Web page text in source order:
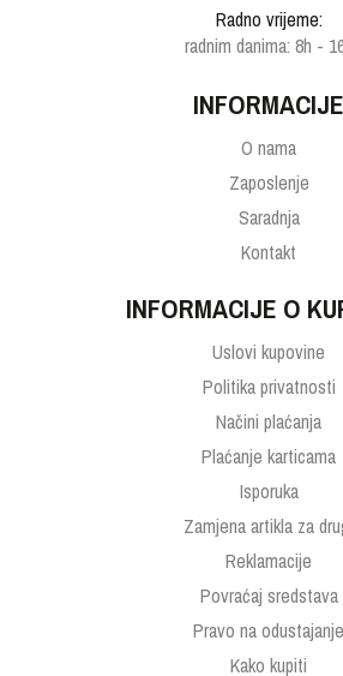
Radno vrijeme:
radnim danima: 8h -
INFORMACIJE
O nama
Zaposlenje
Saradnja
Kontakt
INFORMACIJE O
Uslovi kupovine
Politika privatnosti
Načini plaćanja
Plaćanje karticama
Isporuka
Zamjena artikla za
Reklamacije
Povraćaj sredstava
Pravo na odustajanje
Kako kupiti